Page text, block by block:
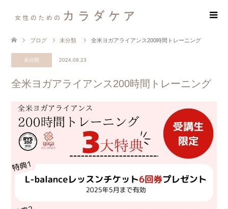
ブログ 未分類 全米ヨガアライアンス200時間トレーニング
未分類 2024.09.23
全米ヨガアライアンス200時間トレーニング